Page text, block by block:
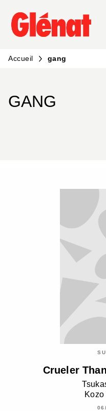
MENU
PIED DE PAGE
Accueil gang
GANG
Crueler
Kozo